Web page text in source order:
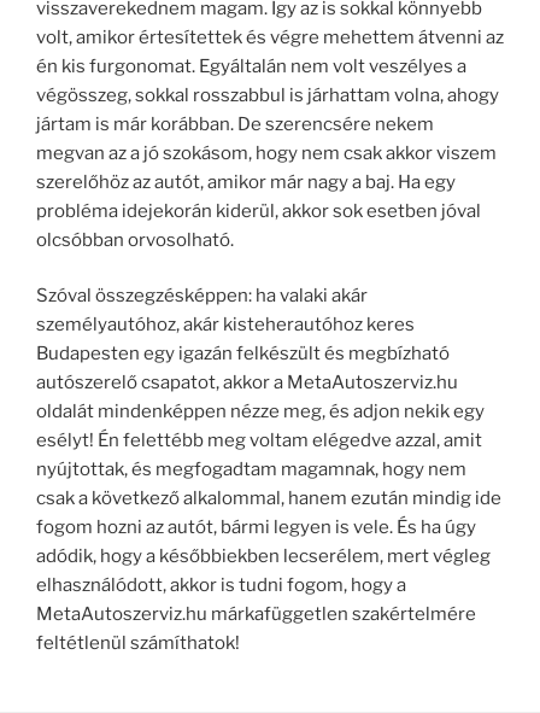
visszaverekednem magam. Így az is sokkal könnyebb
volt, amikor értesítettek és végre mehettem átvenni az
én kis furgonomat. Egyáltalán nem volt veszélyes a
végösszeg, sokkal rosszabbul is járhattam volna, ahogy
jártam is már korábban. De szerencsére nekem
megvan az a jó szokásom, hogy nem csak akkor viszem
szerelőhöz az autót, amikor már nagy a baj. Ha egy
probléma idejekorán kiderül, akkor sok esetben jóval
olcsóbban orvosolható.
Szóval összegzésképpen: ha valaki akár
személyautóhoz, akár kisteherautóhoz keres
Budapesten egy igazán felkészült és megbízható
autószerelő csapatot, akkor a MetaAutoszerviz.hu
oldalát mindenképpen nézze meg, és adjon nekik egy
esélyt! Én felettébb meg voltam elégedve azzal, amit
nyújtottak, és megfogadtam magamnak, hogy nem
csak a következő alkalommal, hanem ezután mindig ide
fogom hozni az autót, bármi legyen is vele. És ha úgy
adódik, hogy a későbbiekben lecserélem, mert végleg
elhasználódott, akkor is tudni fogom, hogy a
MetaAutoszerviz.hu márkafüggetlen szakértelmére
feltétlenül számíthatok!